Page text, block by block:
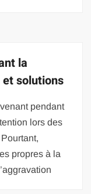
la
et solutions
pendant
lors des
propres à la